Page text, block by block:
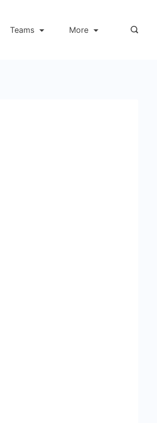
Teams More